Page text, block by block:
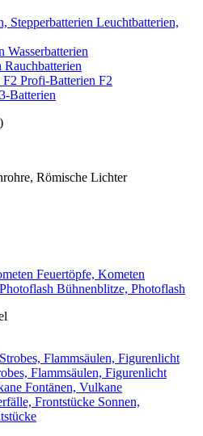
Leuchtbatterien,
Wasserbatterien
Rauchbatterien
Profi-Batterien F2
Batterien
Römische Lichter
Feuertöpfe, Kometen
Bühnenblitze, Photoflash
Flammsäulen, Figurenlicht
Fontänen, Vulkane
Sonnen,